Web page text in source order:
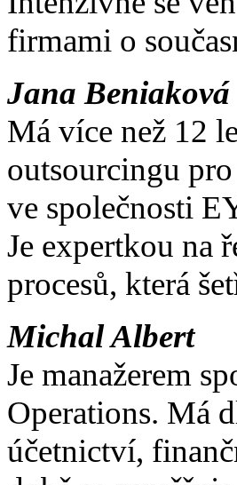
firmami o
Jana Beniaková
Má více než 12
outsourcingu
ve společnosti
Je expertkou na
procesů, která
Michal Albert
Je manažerem
Operations. Má
účetnictví,